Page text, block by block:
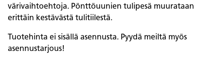
värivaihtoehtoja. Pönttöuunien tulipesä muurataan
erittäin kestävästä tulitiilestä.
Tuotehinta ei sisällä asennusta. Pyydä meiltä myös
asennustarjous!